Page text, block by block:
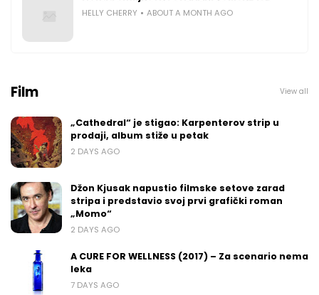
HELLY CHERRY ABOUT A MONTH AGO
Film View all
„Cathedral“ je stigao: Karpenterov strip u
prodaji, album stiže u petak
2 DAYS AGO
Džon Kjusak napustio filmske setove zarad
stripa i predstavio svoj prvi grafički roman
„Momo“
2 DAYS AGO
A CURE FOR WELLNESS (2017) – Za scenario nema
leka
7 DAYS AGO